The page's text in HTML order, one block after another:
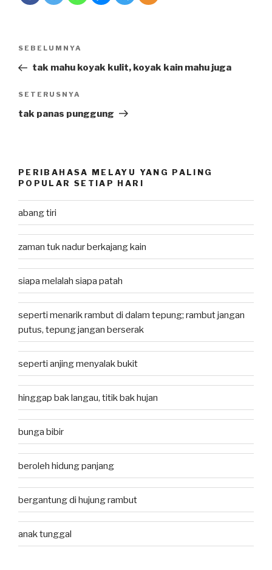
Post
Previous
Post
SEBELUMNYA
tak mahu koyak kulit, koyak kain mahu juga
Next
Post
SETERUSNYA
tak panas punggung
PERIBAHASA MELAYU YANG PALING
POPULAR SETIAP HARI
abang tiri
zaman tuk nadur berkajang kain
siapa melalah siapa patah
seperti menarik rambut di dalam tepung; rambut jangan
putus, tepung jangan berserak
seperti anjing menyalak bukit
hinggap bak langau, titik bak hujan
bunga bibir
beroleh hidung panjang
bergantung di hujung rambut
anak tunggal